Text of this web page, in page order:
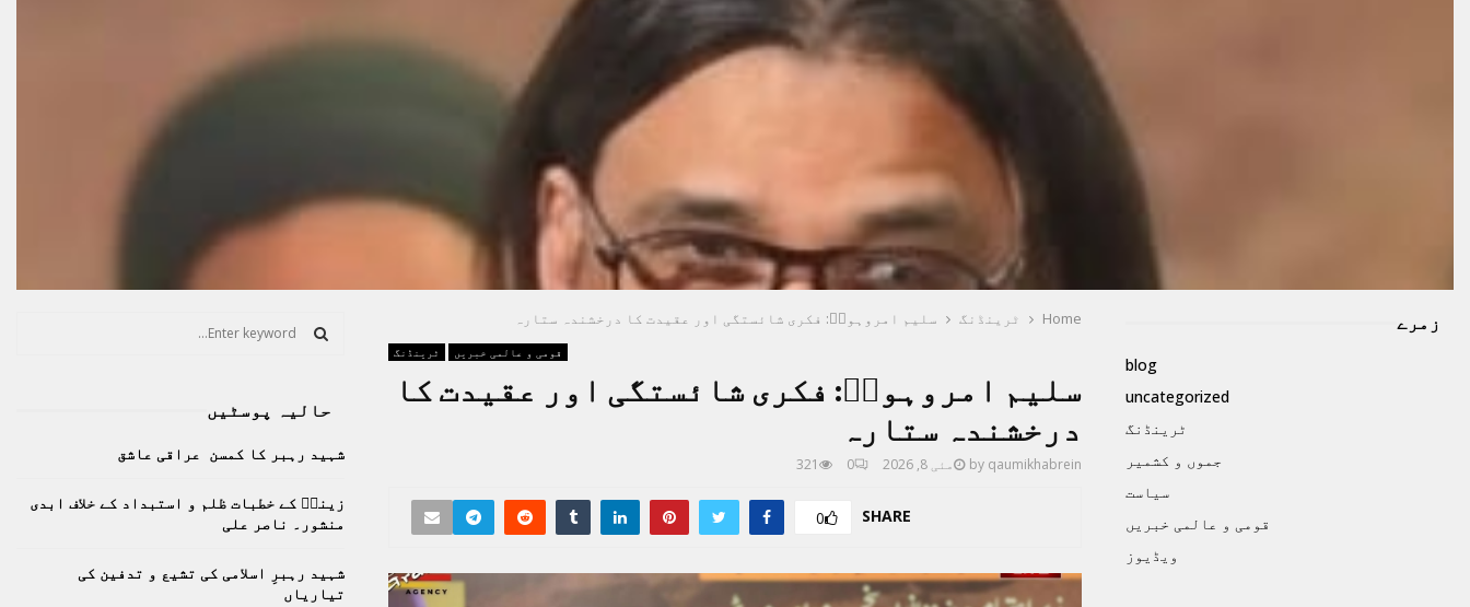
Home ٹرینڈنگ ​سلیم امروہویؔ: فکری شائستگی اور عقیدت کا درخشندہ ستارہ
ٹرینڈنگ قومی و عالمی خبریں
​سلیم امروہویؔ: فکری شائستگی اور عقیدت کا
درخشندہ ستارہ
by qaumikhabrein مئی 8, 2026 0
321
SHARE
0
زمرے
blog
uncategorized
ٹرینڈنگ
جموں و کشمیر
سیاست
قومی و عالمی خبریں
ویڈیوز
f
r
:
E
A
R
H
حالیہ پوسٹیں
شہید رہبر کا کمسن عراقی عاشق
زینبؑ کے خطبات ظلم و استبداد کے خلاف ابدی
منشور۔ ناصر علی
شہید رہبرِ اسلامی کی تشیع و تدفین کی
تیاریاں